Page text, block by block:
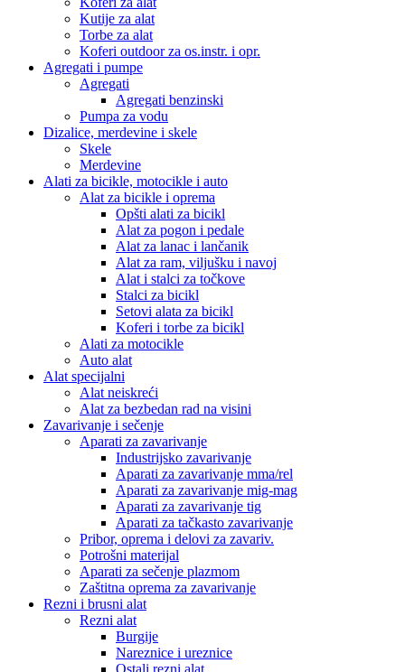
Kutije za alat
Torbe za alat
Koferi outdoor za os.instr. i opr.
Agregati i pumpe
Agregati
Agregati benzinski
Pumpa za vodu
Dizalice, merdevine i skele
Skele
Merdevine
Alati za bicikle, motocikle i auto
Alat za bicikle i oprema
Opšti alati za bicikl
Alat za pogon i pedale
Alat za lanac i lančanik
Alat za ram, viljušku i navoj
Alat i stalci za točkove
Stalci za bicikl
Setovi alata za bicikl
Koferi i torbe za bicikl
Alati za motocikle
Auto alat
Alat specijalni
Alat neiskreći
Alat za bezbedan rad na visini
Zavarivanje i sečenje
Aparati za zavarivanje
Industrijsko zavarivanje
Aparati za zavarivanje mma/rel
Aparati za zavarivanje mig-mag
Aparati za zavarivanje tig
Aparati za tačkasto zavarivanje
Pribor, oprema i delovi za zavariv.
Potrošni materijal
Aparati za sečenje plazmom
Zaštitna oprema za zavarivanje
Rezni i brusni alat
Rezni alat
Burgije
Nareznice i ureznice
Ostali rezni alat